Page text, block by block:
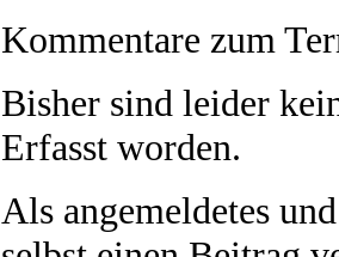
Kommentare zum
Bisher sind leider
Erfasst worden.
Als angemeldetes